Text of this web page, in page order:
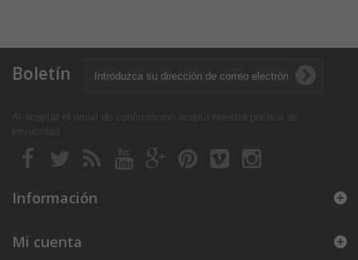
Boletín
Información
Mi cuenta